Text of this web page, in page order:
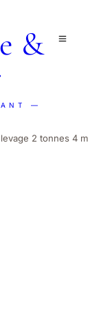
&
—
2 tonnes 4 m